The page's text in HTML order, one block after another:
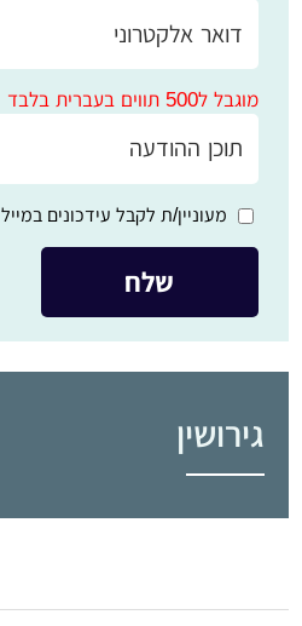
מוגבל ל500 תווים בעברית בלבד
מעוניין/ת לקבל עידכונים במייל
גירושין